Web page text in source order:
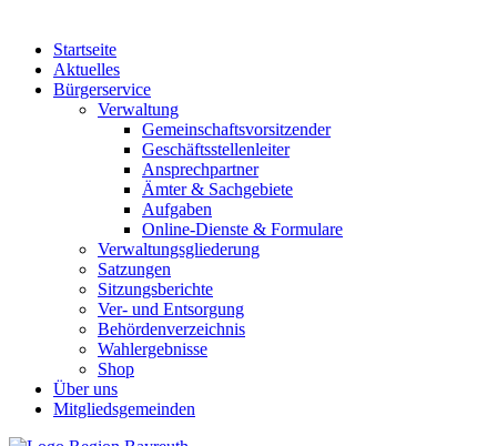
Startseite
Aktuelles
Bürgerservice
Verwaltung
Gemeinschaftsvorsitzender
Geschäftsstellenleiter
Ansprechpartner
Ämter & Sachgebiete
Aufgaben
Online-Dienste & Formulare
Verwaltungsgliederung
Satzungen
Sitzungsberichte
Ver- und Entsorgung
Behördenverzeichnis
Wahlergebnisse
Shop
Über uns
Mitgliedsgemeinden